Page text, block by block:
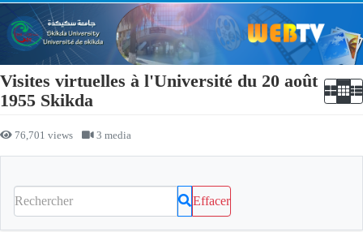
Visites virtuelles à l'Université du 20 août
1955 Skikda
76,701 views 3 media
Effacer